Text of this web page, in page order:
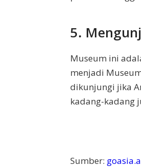
5.
Museum ini
menjadi
dikunjungi jika
kadang-kadang
Sumber: